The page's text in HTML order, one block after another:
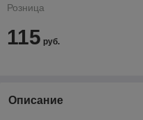
Розница
115 руб.
Описание